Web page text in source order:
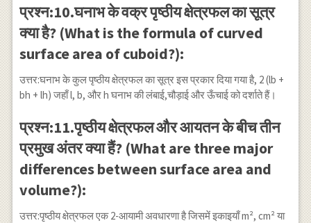
r^{3}
प्रश्न:10.घनाभ के वक्र पृष्ठीय क्षेत्रफल का सूत्र
क्या है? (What is the formula of curved
surface area of cuboid?):
उत्तर:घनाभ के कुल पृष्ठीय क्षेत्रफल का सूत्र इस प्रकार दिया गया है, 2 (lb +
bh + lh) जहाँ l, b, और h घनाभ की लंबाई,चौड़ाई और ऊँचाई को दर्शाते हैं।
प्रश्न:11.पृष्ठीय क्षेत्रफल और आयतन के बीच तीन
प्रमुख अंतर क्या हैं? (What are three major
differences between surface area and
volume?):
उत्तर:पृष्ठीय क्षेत्रफल एक 2-आयामी अवधारणा है जिसमें इकाइयाँ m², cm² या